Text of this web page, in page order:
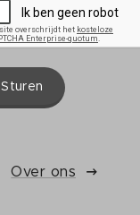
Sturen
Over ons